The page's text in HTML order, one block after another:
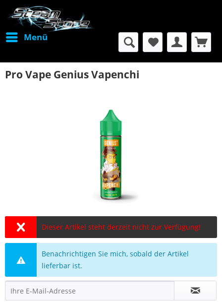
Menü
Pro Vape Genius Vapenchi
Dieser Artikel steht derzeit nicht zur Verfügung!
Benachrichtigen Sie mich, sobald der Artikel
lieferbar ist.